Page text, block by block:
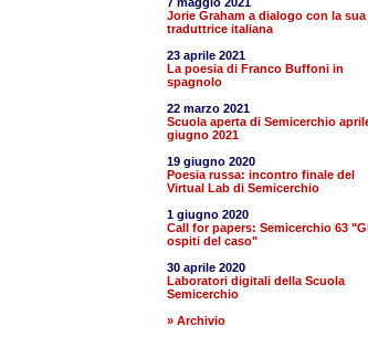
Jorie Graham a dialogo con la sua
traduttrice italiana
23 aprile 2021
La poesia di Franco Buffoni in
spagnolo
22 marzo 2021
Scuola aperta di Semicerchio
giugno 2021
19 giugno 2020
Poesia russa: incontro finale del
Virtual Lab di Semicerchio
1 giugno 2020
Call for papers: Semicerchio 63
ospiti del caso"
30 aprile 2020
Laboratori digitali della Scuola
Semicerchio
» Archivio